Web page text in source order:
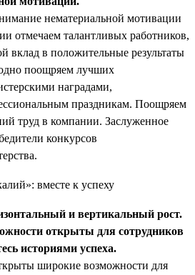
нематериальной мотивации
отмечаем талантливых работников,
вклад в положительные результаты
поощряем лучших
наградами,
праздникам. Поощряем
труд в компании. Заслуженное
конкурсов
и вертикальный рост.
открыты для сотрудников
историями успеха.
широкие возможности для